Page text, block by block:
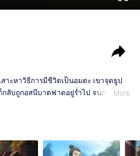
าะหาวิธีการมีชีวิตเป็นอมตะ เขาจุดธูป
กลับถูกอสนีบาตฟาดอยู่ร่ำไป จนกระทั่งMore